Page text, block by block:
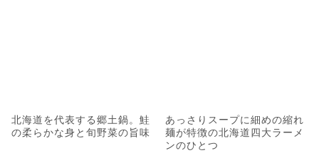
北海道を代表する郷土鍋。鮭
の柔らかな身と旬野菜の旨味
あっさりスープに細めの縮れ
麺が特徴の北海道四大ラーメ
ンのひとつ